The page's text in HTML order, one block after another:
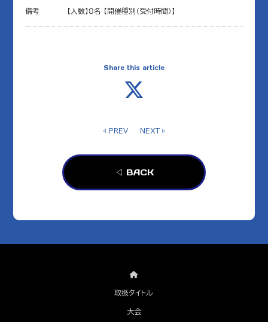
備考 【人数】8名 【開催種別（受付時間）】
Share this article
◁ PREV NEXT ▷
◁ BACK
取扱タイトル
大会